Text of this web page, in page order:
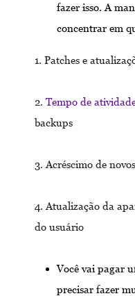
fazer isso. A
concentrar em
1. Patches e
2. Tempo de
backups
3. Acréscimo de
4. Atualização da
do usuário
Você vai pagar
precisar fazer